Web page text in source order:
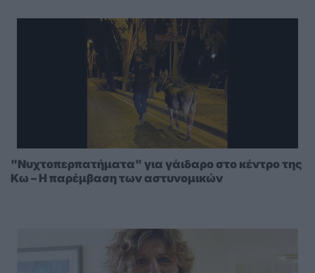
"Νυχτοπερπατήματα" για γάιδαρο στο κέντρο της
Κω – Η παρέμβαση των αστυνομικών